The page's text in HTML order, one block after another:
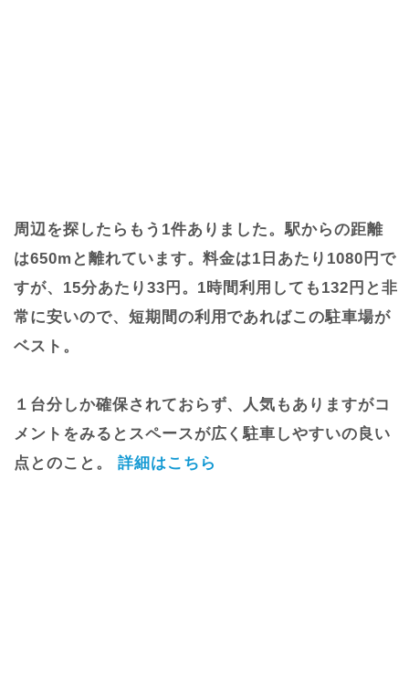
周辺を探したらもう1件ありました。駅からの距離
は650mと離れています。料金は1日あたり1080円で
すが、15分あたり33円。1時間利用しても132円と非
常に安いので、短期間の利用であればこの駐車場が
ベスト。
１台分しか確保されておらず、人気もありますがコ
メントをみるとスペースが広く駐車しやすいの良い
点とのこと。
詳細はこちら